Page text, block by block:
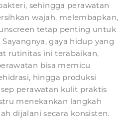
sehingga perawatan
wajah, melembapkan,
tetap penting untuk
gaya hidup yang
rutinitas ini terabaikan,
bisa memicu
hingga produksi
perawatan kulit praktis
menekankan langkah
dijalani secara konsisten.